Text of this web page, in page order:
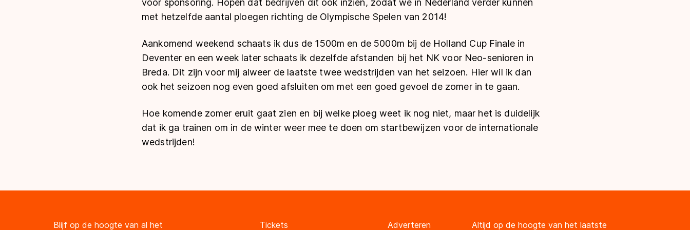
voor sponsoring. Hopen dat bedrijven dit ook inzien, zodat we in Nederland verder kunnen
met hetzelfde aantal ploegen richting de Olympische Spelen van 2014!
Aankomend weekend schaats ik dus de 1500m en de 5000m bij de Holland Cup Finale in
Deventer en een week later schaats ik dezelfde afstanden bij het NK voor Neo-senioren in
Breda. Dit zijn voor mij alweer de laatste twee wedstrijden van het seizoen. Hier wil ik dan
ook het seizoen nog even goed afsluiten om met een goed gevoel de zomer in te gaan.
Hoe komende zomer eruit gaat zien en bij welke ploeg weet ik nog niet, maar het is duidelijk
dat ik ga trainen om in de winter weer mee te doen om startbewijzen voor de internationale
wedstrijden!
Blijf op de hoogte van al het Tickets Adverteren Altijd op de hoogte van het laatste